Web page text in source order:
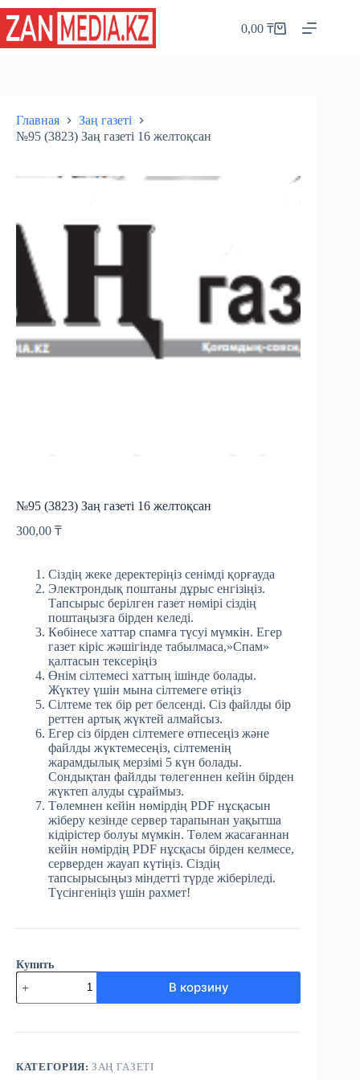
Перейти
сути
Корзина
0,00₸
Главная
Заң газеті
№95 (3823) Заң газеті 16 желтоқсан
№95 (3823) Заң газеті 16 желтоқсан
300,00 ₸
Сіздің жеке деректеріңіз сенімді қорғауда
Электрондық поштаны дұрыс енгізіңіз.
Тапсырыс берілген газет нөмірі сіздің
поштаңызға бірден келеді.
Көбінесе хаттар спамға түсуі мүмкін. Егер
газет кіріс жәшігінде табылмаса,»Спам»
қалтасын тексеріңіз
Өнім сілтемесі хаттың ішінде болады.
Жүктеу үшін мына сілтемеге өтіңіз
Сілтеме тек бір рет белсенді. Сіз файлды бір
реттен артық жүктей алмайсыз.
Егер сіз бірден сілтемеге өтпесеңіз және
файлды жүктемесеңіз, сілтеменің
жарамдылық мерзімі 5 күн болады.
Сондықтан файлды төлегеннен кейін бірден
жүктеп алуды сұраймыз.
Төлемнен кейін нөмірдің PDF нұсқасын
жіберу кезінде сервер тарапынан уақытша
кідірістер болуы мүмкін. Төлем жасағаннан
кейін нөмірдің PDF нұсқасы бірден келмесе,
серверден жауап күтіңіз. Сіздің
тапсырысыңыз міндетті түрде жіберіледі.
Түсінгеніңіз үшін рахмет!
Купить
Количество
товара
№95
Заң
желтоқсан
В корзину
КАТЕГОРИЯ:ЗАҢ ГАЗЕТІ